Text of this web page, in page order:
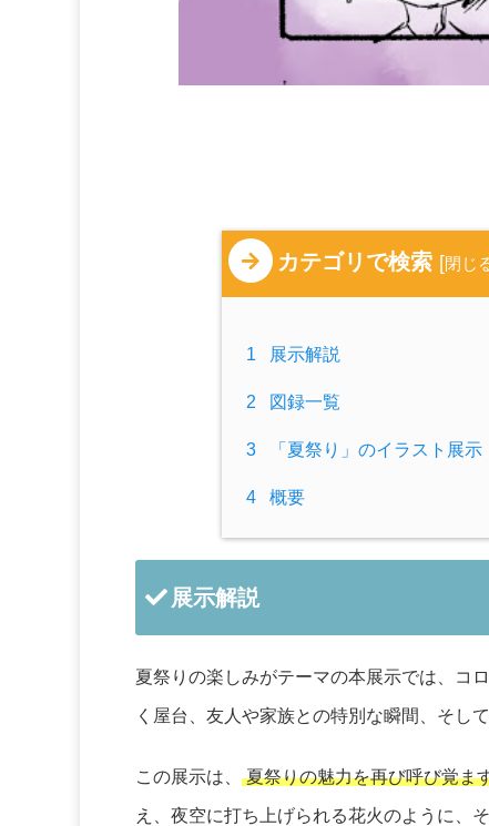
カテゴリで検索 [閉じ
1 展示解説
2 図録一覧
3 「夏祭り」のイラスト展示
4 概要
展示解説
夏祭りの楽しみがテーマの本展示では、コ
く屋台、友人や家族との特別な瞬間、そし
この展示は、 夏祭りの魅力を再び呼び覚ま
え、夜空に打ち上げられる花火のように、